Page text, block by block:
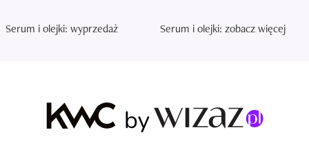
Serum i olejki: wyprzedaż Serum i olejki: zobacz więcej